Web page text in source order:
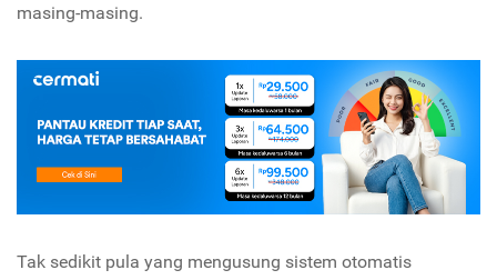
masing-masing.
Tak sedikit pula yang mengusung sistem otomatis